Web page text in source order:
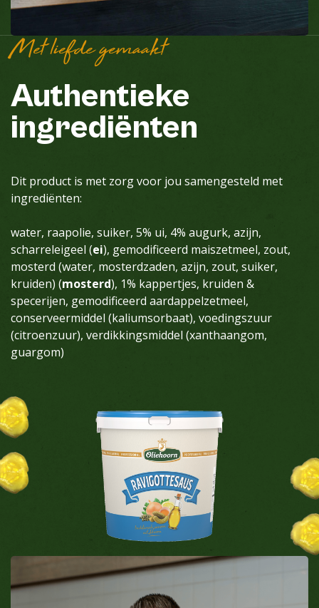
Met liefde gemaakt
Authentieke
ingrediënten
Dit product is met zorg voor jou samengesteld met
ingrediënten:
water, raapolie, suiker, 5% ui, 4% augurk, azijn,
scharreleigeel (ei), gemodificeerd maiszetmeel, zout,
mosterd (water, mosterdzaden, azijn, zout, suiker,
kruiden) (mosterd), 1% kappertjes, kruiden &
specerijen, gemodificeerd aardappelzetmeel,
conserveermiddel (kaliumsorbaat), voedingszuur
(citroenzuur), verdikkingsmiddel (xanthaangom,
guargom)